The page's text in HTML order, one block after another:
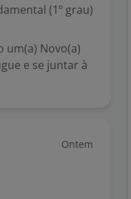
(1º grau)
um(a) Novo(a)
e se juntar à
Ontem